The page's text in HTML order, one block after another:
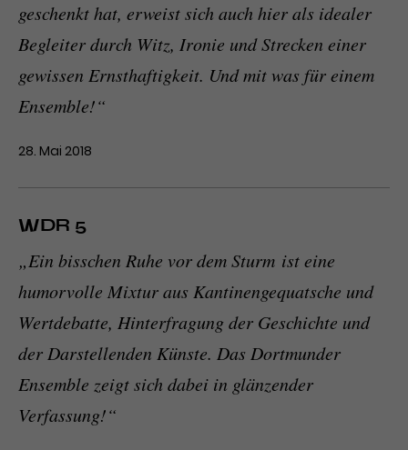
geschenkt hat, erweist sich auch hier als idealer
Begleiter durch Witz, Ironie und Strecken einer
gewissen Ernsthaftigkeit. Und mit was für einem
Ensemble!“
28. Mai 2018
WDR 5
„Ein bisschen Ruhe vor dem Sturm ist eine
humorvolle Mixtur aus Kantinengequatsche und
Wertdebatte, Hinterfragung der Geschichte und
der Darstellenden Künste. Das Dortmunder
Ensemble zeigt sich dabei in glänzender
Verfassung!“